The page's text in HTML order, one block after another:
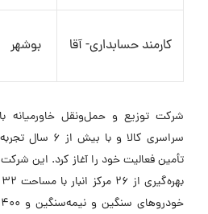
کارمند حسابداری- آقا بوشهر
شرکت توزیع و حمل‌ونقل
سراسری کالا و
تأمین فعالیت خود را آغاز کرد. این